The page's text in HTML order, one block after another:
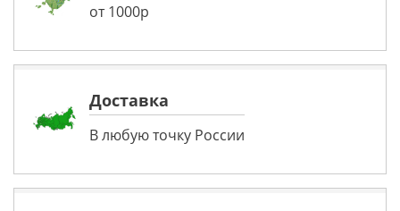
от 1000р
Доставка
В любую точку России